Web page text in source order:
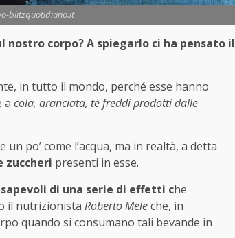
blitzquotidiano.it
corpo? A spiegarlo ci ha pensato il
in tutto il mondo, perché esse hanno
a cola, aranciata, tè freddi prodotti dalle
po’ come l’acqua, ma in realtà, a detta
zuccheri presenti in esse.
di una serie di effetti che
il nutrizionista Roberto Meleche, in
quando si consumano tali bevande in